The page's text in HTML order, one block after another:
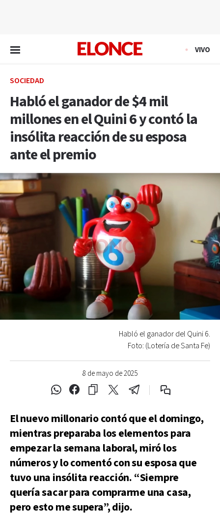
VIVO
SOCIEDAD
Habló el ganador de $4 mil
millones en el Quini 6 y contó la
insólita reacción de su esposa
ante el premio
8 de mayo de 2025
Habló el ganador del Quini 6.
Foto: (Lotería de Santa Fe)
El nuevo millonario contó que el domingo,
mientras preparaba los elementos para
empezar la semana laboral, miró los
números y lo comentó con su esposa que
tuvo una insólita reacción. “Siempre
quería sacar para comprarme una casa,
pero esto me supera”, dijo.